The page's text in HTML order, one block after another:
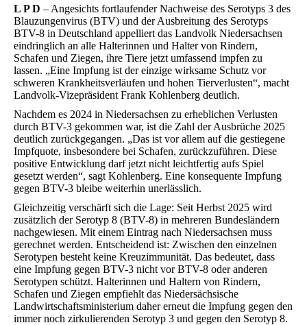
L P D – Angesichts fortlaufender Nachweise des Serotyps 3 des
Blauzungenvirus (BTV) und der Ausbreitung des Serotyps
BTV-8 in Deutschland appelliert das Landvolk Niedersachsen
eindringlich an alle Halterinnen und Halter von Rindern,
Schafen und Ziegen, ihre Tiere jetzt umfassend impfen zu
lassen. „Eine Impfung ist der einzige wirksame Schutz vor
schweren Krankheitsverläufen und hohen Tierverlusten“, macht
Landvolk-Vizepräsident Frank Kohlenberg deutlich.
Nachdem es 2024 in Niedersachsen zu erheblichen Verlusten
durch BTV-3 gekommen war, ist die Zahl der Ausbrüche 2025
deutlich zurückgegangen. „Das ist vor allem auf die gestiegene
Impfquote, insbesondere bei Schafen, zurückzuführen. Diese
positive Entwicklung darf jetzt nicht leichtfertig aufs Spiel
gesetzt werden“, sagt Kohlenberg. Eine konsequente Impfung
gegen BTV-3 bleibe weiterhin unerlässlich.
Gleichzeitig verschärft sich die Lage: Seit Herbst 2025 wird
zusätzlich der Serotyp 8 (BTV-8) in mehreren Bundesländern
nachgewiesen. Mit einem Eintrag nach Niedersachsen muss
gerechnet werden. Entscheidend ist: Zwischen den einzelnen
Serotypen besteht keine Kreuzimmunität. Das bedeutet, dass
eine Impfung gegen BTV-3 nicht vor BTV-8 oder anderen
Serotypen schützt. Halterinnen und Haltern von Rindern,
Schafen und Ziegen empfiehlt das Niedersächsische
Landwirtschaftsministerium daher erneut die Impfung gegen den
immer noch zirkulierenden Serotyp 3 und gegen den Serotyp 8.